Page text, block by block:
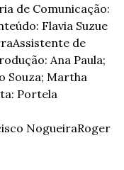
de Comunicação:
Flavia Suzue
Assistente de
Ana Paula;
Souza; Martha
Portela
NogueiraRoger